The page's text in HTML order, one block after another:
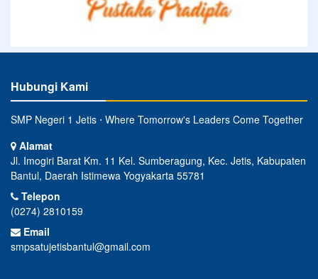
Hubungi Kami
SMP Negeri 1 Jetis ⋅ Where Tomorrow's Leaders Come Together
Alamat
Jl. Imogiri Barat Km. 11 Kel. Sumberagung, Kec. Jetis, Kabupaten
Bantul, Daerah Istimewa Yogyakarta 55781
Telepon
(0274) 2810159
Email
smpsatujetisbantul@gmail.com